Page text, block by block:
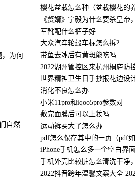
，为何
自然
樱花盆栽怎么种（盆栽樱花的
《赘婿》宁毅为什么要杀皇帝
军靴配什么裤子好
大众汽车轮毂车标怎么拆?
带鱼去冰后有黄斑能吃吗
2022湖州管控区来杭州桐庐防
世界精神卫生日手抄报花边设
消化不良怎么办
小米11pro和iqoo5pro参数对
敷完面膜后可以上妆吗
运动裤买大了怎么办
pdf怎么保存其中的一页（pdf
iPhone手机怎么多一个空白界面
手机外壳比较脏怎么清洗干净
2022抖音跨年温馨文案大全